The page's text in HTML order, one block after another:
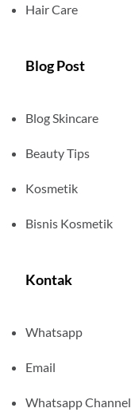
Hair Care
Blog Post
Blog Skincare
Beauty Tips
Kosmetik
Bisnis Kosmetik
Kontak
Whatsapp
Email
Whatsapp Channel